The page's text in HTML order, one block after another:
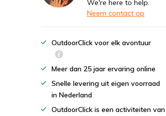
We're here to help.
Neem contact op
OutdoorClick voor elk avontuur
Meer dan 25 jaar ervaring online
Snelle levering uit eigen voorraad
in Nederland
OutdoorClick is een activiteiten van